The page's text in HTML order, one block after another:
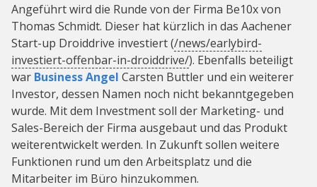
Angeführt wird die Runde von der Firma Be10x von
Thomas Schmidt. Dieser hat kürzlich in das Aachener
Start-up Droiddrive investiert (/news/earlybird-
investiert-offenbar-in-droiddrive/). Ebenfalls beteiligt
war Business Angel Carsten Buttler und ein weiterer
Investor, dessen Namen noch nicht bekanntgegeben
wurde. Mit dem Investment soll der Marketing- und
Sales-Bereich der Firma ausgebaut und das Produkt
weiterentwickelt werden. In Zukunft sollen weitere
Funktionen rund um den Arbeitsplatz und die
Mitarbeiter im Büro hinzukommen.